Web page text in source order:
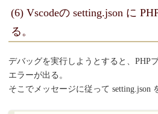
(6) Vscodeの setting.json に
る。
デバッグを実行しようとすると、PHP
エラーが出る。
そこでメッセージに従って setting.json